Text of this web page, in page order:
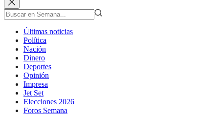
Últimas noticias
Política
Nación
Dinero
Deportes
Opinión
Impresa
Jet Set
Elecciones 2026
Foros Semana